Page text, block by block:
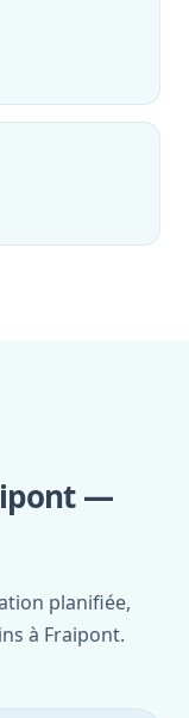
—
planifiée,
à Fraipont.